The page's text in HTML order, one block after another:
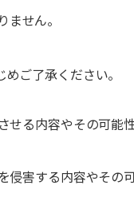
せん。
ご了承ください。
せる内容やその可能
侵害する内容やその